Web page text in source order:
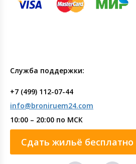
Служба поддержки:
+7 (499) 112-07-44
info@broniruem24.com
10:00 – 20:00 по МСК
Сдать жильё бесплатно